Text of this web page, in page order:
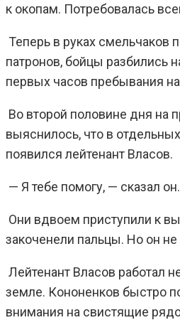
к окопам. Потребовалась
Теперь в руках смельчаков
патронов, бойцы разбились
первых часов пребывания
Во второй половине дня на
выяснилось, что в
появился лейтенант Власов.
— Я тебе помогу, — сказал он.
Они вдвоем приступили к
закоченели пальцы. Но он
Лейтенант Власов работал
земле. Кононенков быстро
внимания на свистящие